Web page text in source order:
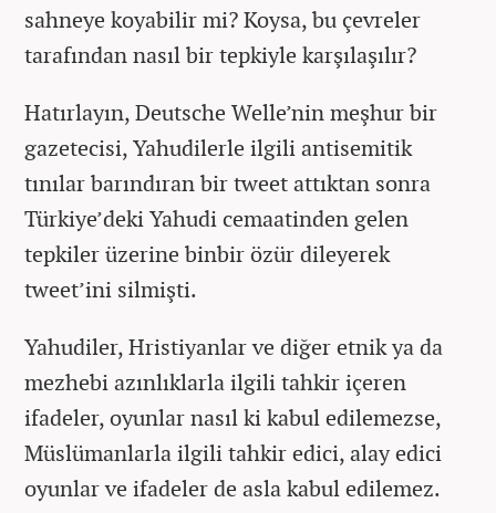
sahneye koyabilir mi? Koysa, bu çevreler
tarafından nasıl bir tepkiyle karşılaşılır?
Hatırlayın, Deutsche Welle’nin meşhur bir
gazetecisi, Yahudilerle ilgili antisemitik
tınılar barındıran bir tweet attıktan sonra
Türkiye’deki Yahudi cemaatinden gelen
tepkiler üzerine binbir özür dileyerek
tweet’ini silmişti.
Yahudiler, Hristiyanlar ve diğer etnik ya da
mezhebi azınlıklarla ilgili tahkir içeren
ifadeler, oyunlar nasıl ki kabul edilemezse,
Müslümanlarla ilgili tahkir edici, alay edici
oyunlar ve ifadeler de asla kabul edilemez.